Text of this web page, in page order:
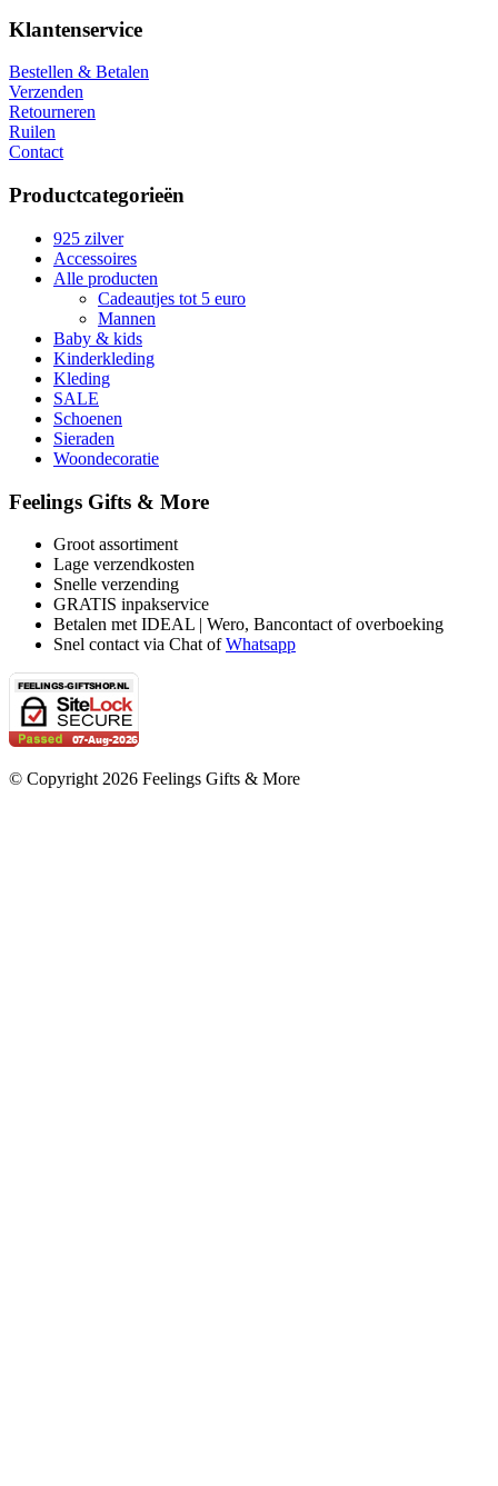
Klantenservice
Bestellen & Betalen
Verzenden
Retourneren
Ruilen
Contact
Productcategorieën
925 zilver
Accessoires
Alle producten
Cadeautjes tot 5 euro
Mannen
Baby & kids
Kinderkleding
Kleding
SALE
Schoenen
Sieraden
Woondecoratie
Feelings Gifts & More
Groot assortiment
Lage verzendkosten
Snelle verzending
GRATIS inpakservice
Betalen met IDEAL | Wero, Bancontact of overboeking
Snel contact via Chat ofWhatsapp
© Copyright 2026 Feelings Gifts & More